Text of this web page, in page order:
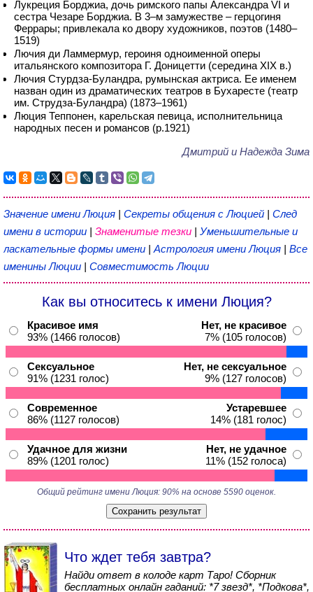
Лукреция Борджиа, дочь римского папы Александра VI и
сестра Чезаре Борджиа. В 3–м замужестве – герцогиня
Феррары; привлекала ко двору художников, поэтов (1480–
1519)
Лючия ди Ламмермур, героиня одноименной оперы
итальянского композитора Г. Доницетти (середина XIX в.)
Лючия Стурдза-Буландра, румынская актриса. Ее именем
назван один из драматических театров в Бухаресте (театр
им. Струдза-Буландра) (1873–1961)
Люция Теппонен, карельская певица, исполнительница
народных песен и романсов (р.1921)
Дмитрий и Надежда Зима
Значение имени Люция | Секреты общения с Люцией | След
имени в истории | Знаменитые тезки | Уменьшительные и
ласкательные формы имени | Астрология имени Люция | Все
именины Люции | Совместимость Люции
Как вы относитесь к имени Люция?
Красивое имя
93% (1466 голосов)
Нет, не красивое
7% (105 голосов)
Сексуальное
91% (1231 голос)
Нет, не сексуальное
9% (127 голосов)
Современное
86% (1127 голосов)
Устаревшее
14% (181 голос)
Удачное для жизни
89% (1201 голос)
Нет, не удачное
11% (152 голоса)
Общий рейтинг имени Люция: 90% на основе 5590 оценок.
Что ждет тебя завтра?
Найди ответ в колоде карт Таро! Сборник
бесплатных онлайн гаданий: *7 звезд*, *Подкова*,